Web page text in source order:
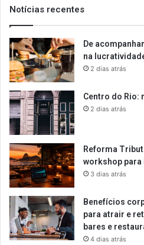
Notícias recentes
De
na
2 dias atrás
Centro do Rio:
2 dias atrás
Reforma
workshop para
3 dias atrás
Benefícios
para atrair e
bares e
4 dias atrás